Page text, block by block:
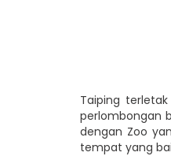
Taiping
perlombongan
dengan Zoo
tempat yang